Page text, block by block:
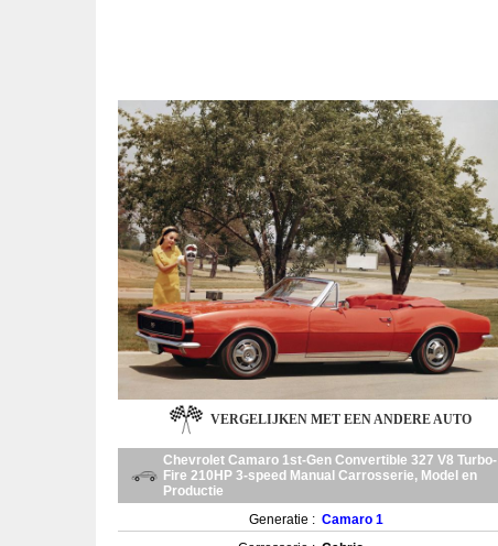
VERGELIJKEN MET EEN ANDERE AUTO
Chevrolet Camaro 1st-Gen Convertible 327 V8 Turbo-
Fire 210HP 3-speed Manual Carrosserie, Model en
Productie
Generatie : Camaro 1